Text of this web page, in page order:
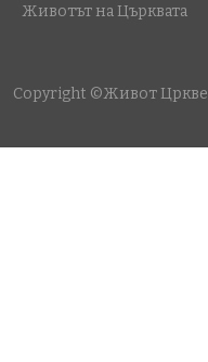
Животът на Църквата
Copyright ©Живот Цркве